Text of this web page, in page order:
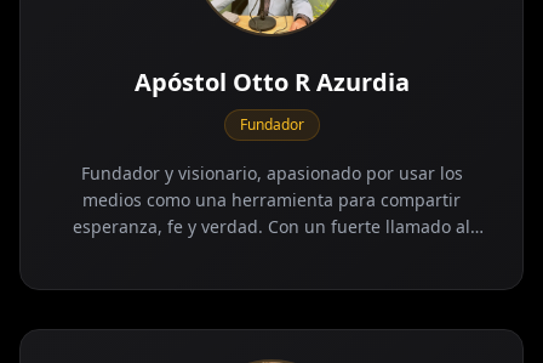
Apóstol Otto R Azurdia
Fundador
Fundador y visionario, apasionado por usar los
medios como una herramienta para compartir
esperanza, fe y verdad. Con un fuerte llamado al
propósito.